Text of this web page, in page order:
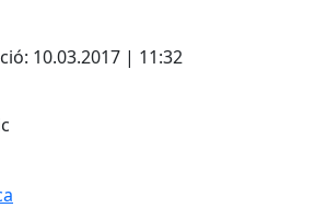
10.03.2017 | 11:32